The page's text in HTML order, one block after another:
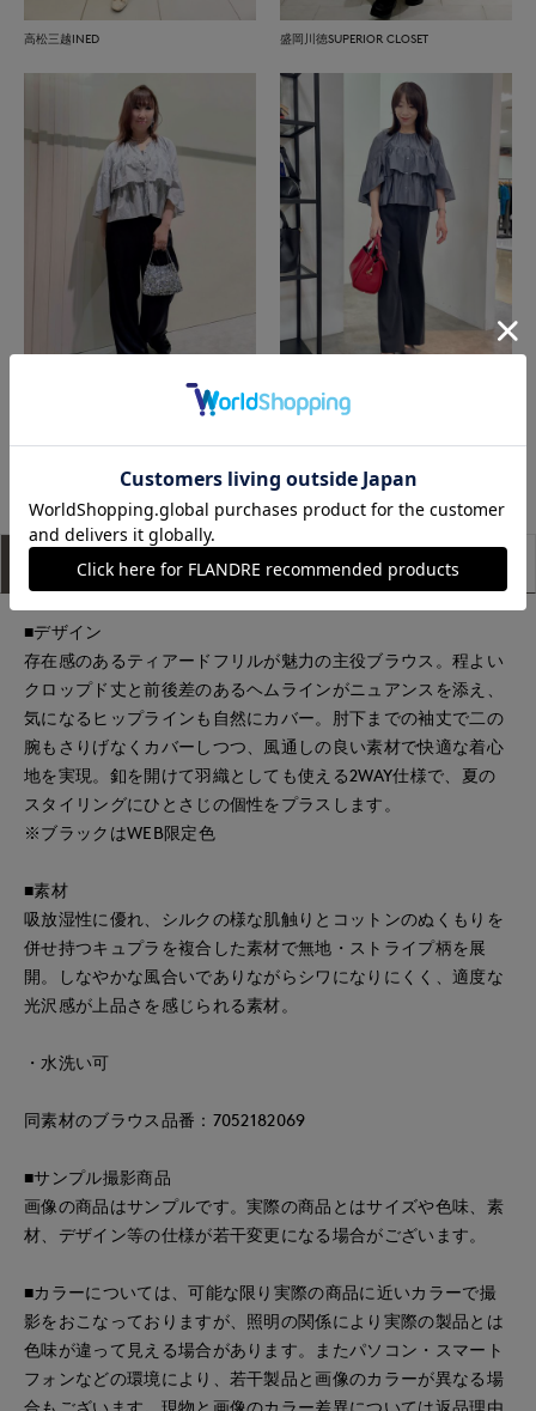
高松三越INED 盛岡川徳SUPERIOR CLOSET
近鉄あべのハルカス7-IDconcept. 富山大和7-IDconcept.
アイテム説明 サイズ詳細 購入レビュー
■デザイン
存在感のあるティアードフリルが魅力の主役ブラウス。程よい
クロップド丈と前後差のあるヘムラインがニュアンスを添え、
気になるヒップラインも自然にカバー。肘下までの袖丈で二の
腕もさりげなくカバーしつつ、風通しの良い素材で快適な着心
地を実現。釦を開けて羽織としても使える2WAY仕様で、夏の
スタイリングにひとさじの個性をプラスします。
※ブラックはWEB限定色
■素材
吸放湿性に優れ、シルクの様な肌触りとコットンのぬくもりを
併せ持つキュプラを複合した素材で無地・ストライプ柄を展
開。しなやかな風合いでありながらシワになりにくく、適度な
光沢感が上品さを感じられる素材。
・水洗い可
同素材のブラウス品番：7052182069
■サンプル撮影商品
画像の商品はサンプルです。実際の商品とはサイズや色味、素
材、デザイン等の仕様が若干変更になる場合がございます。
■カラーについては、可能な限り実際の商品に近いカラーで撮
影をおこなっておりますが、照明の関係により実際の製品とは
色味が違って見える場合があります。またパソコン・スマート
フォンなどの環境により、若干製品と画像のカラーが異なる場